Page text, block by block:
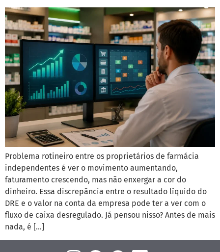
Problema rotineiro entre os proprietários de farmácia
independentes é ver o movimento aumentando,
faturamento crescendo, mas não enxergar a cor do
dinheiro. Essa discrepância entre o resultado líquido do
DRE e o valor na conta da empresa pode ter a ver com o
fluxo de caixa desregulado. Já pensou nisso? Antes de mais
nada, é […]